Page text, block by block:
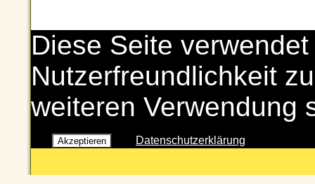
Diese Seite
Nutzerfreundlichkeit
weiteren Verwendung
Akzeptieren Datenschutzerklärung